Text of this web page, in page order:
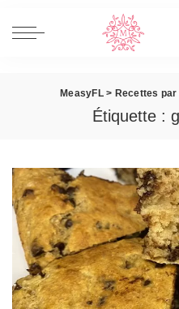
MeasyFL> Recettes
Étiquette :